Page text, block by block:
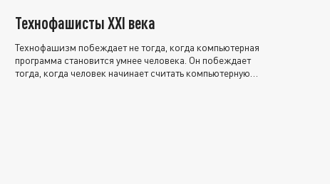
Технофашисты XXI века
Технофашизм побеждает не тогда, когда компьютерная
программа становится умнее человека. Он побеждает
тогда, когда человек начинает считать компьютерную